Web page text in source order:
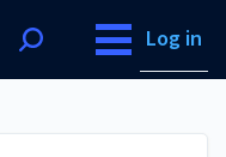
Log in